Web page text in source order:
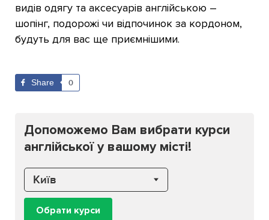
видів одягу та аксесуарів англійською –
шопінг, подорожі чи відпочинок за кордоном,
будуть для вас ще приємнішими.
Share 0
Допоможемо Вам вибрати курси
англійської у вашому місті!
Київ
Обрати курси